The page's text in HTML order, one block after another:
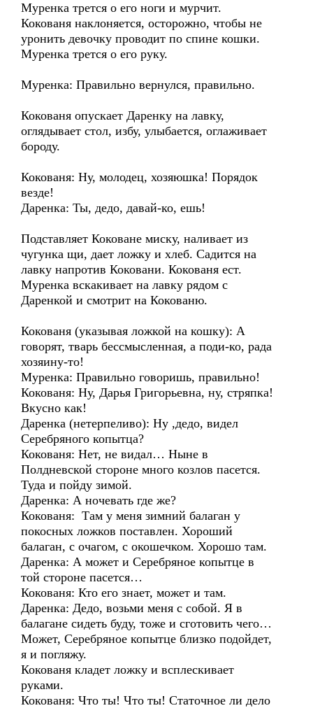
Муренка трется о его ноги и мурчит.
Кокованя наклоняется, осторожно, чтобы не
уронить девочку проводит по спине кошки.
Муренка трется о его руку.
Муренка: Правильно вернулся, правильно.
Кокованя опускает Даренку на лавку,
оглядывает стол, избу, улыбается, оглаживает
бороду.
Кокованя: Ну, молодец, хозяюшка! Порядок
везде!
Даренка: Ты, дедо, давай-ко, ешь!
Подставляет Коковане миску, наливает из
чугунка щи, дает ложку и хлеб. Садится на
лавку напротив Коковани. Кокованя ест.
Муренка вскакивает на лавку рядом с
Даренкой и смотрит на Кокованю.
Кокованя (указывая ложкой на кошку): А
говорят, тварь бессмысленная, а поди-ко, рада
хозяину-то!
Муренка: Правильно говоришь, правильно!
Кокованя: Ну, Дарья Григорьевна, ну, стряпка!
Вкусно как!
Даренка (нетерпеливо): Ну ,дедо, видел
Серебряного копытца?
Кокованя: Нет, не видал… Ныне в
Полдневской стороне много козлов пасется.
Туда и пойду зимой.
Даренка: А ночевать где же?
Кокованя: Там у меня зимний балаган у
покосных ложков поставлен. Хороший
балаган, с очагом, с окошечком. Хорошо там.
Даренка: А может и Серебряное копытце в
той стороне пасется…
Кокованя: Кто его знает, может и там.
Даренка: Дедо, возьми меня с собой. Я в
балагане сидеть буду, тоже и сготовить чего…
Может, Серебряное копытце близко подойдет,
я и погляжу.
Кокованя кладет ложку и всплескивает
руками.
Кокованя: Что ты! Что ты! Статочное ли дело